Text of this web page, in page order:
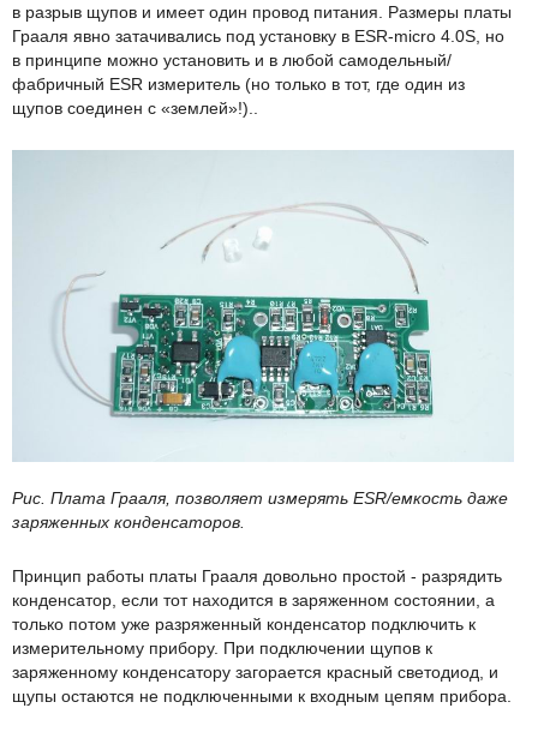
в разрыв щупов и имеет один провод питания. Размеры платы
Грааля явно затачивались под установку в ESR-micro 4.0S, но
в принципе можно установить и в любой самодельный/
фабричный ESR измеритель (но только в тот, где один из
щупов соединен с «землей»!)..
Рис. Плата Грааля, позволяет измерять ESR/емкость даже
заряженных конденсаторов.
Принцип работы платы Грааля довольно простой - разрядить
конденсатор, если тот находится в заряженном состоянии, а
только потом уже разряженный конденсатор подключить к
измерительному прибору. При подключении щупов к
заряженному конденсатору загорается красный светодиод, и
щупы остаются не подключенными к входным цепям прибора.